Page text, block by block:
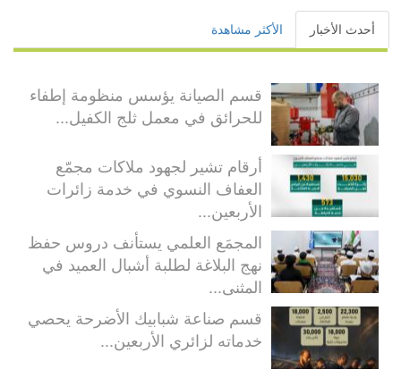
أحدث الأخبار الأكثر مشاهدة
قسم الصيانة يؤسس منظومة إطفاء
للحرائق في معمل ثلج الكفيل...
أرقام تشير لجهود ملاكات مجمّع
العفاف النسوي في خدمة زائرات
الأربعين...
المجمَع العلمي يستأنف دروس حفظ
نهج البلاغة لطلبة أشبال العميد في
المثنى...
قسم صناعة شبابيك الأضرحة يحصي
خدماته لزائري الأربعين...